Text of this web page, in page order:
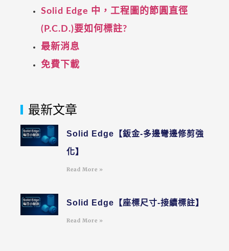
Solid Edge 中，工程圖的節圓直徑
(P.C.D.)要如何標註?
最新消息
免費下載
最新文章
Solid Edge【鈑金-多邊彎邊修剪強
化】
Read More »
Solid Edge【座標尺寸-接續標註】
Read More »